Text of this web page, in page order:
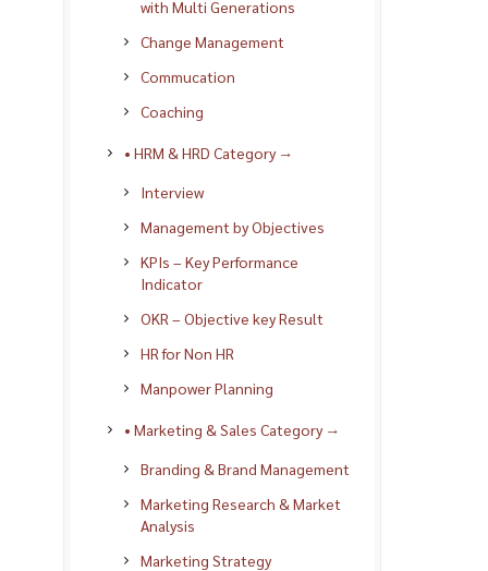
with Multi Generations
Change Management
Commucation
Coaching
• HRM & HRD Category →
Interview
Management by Objectives
KPIs – Key Performance
Indicator
OKR – Objective key Result
HR for Non HR
Manpower Planning
• Marketing & Sales Category →
Branding & Brand Management
Marketing Research & Market
Analysis
Marketing Strategy